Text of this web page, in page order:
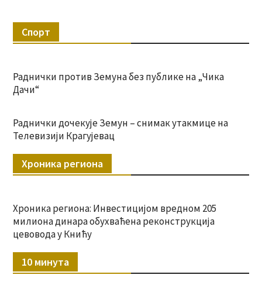
Спорт
Раднички против Земуна без публике на „Чика
Дачи“
Раднички дочекује Земун – снимак утакмице на
Телевизији Крагујевац
Хроника региона
Хроника региона: Инвестицијом вредном 205
милиона динара обухваћена реконструкција
цевовода у Книћу
10 минута